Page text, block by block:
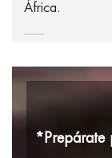
África.
*Prepárate